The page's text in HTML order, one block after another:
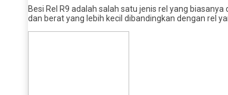
Besi Rel R9 adalah salah satu jenis rel yang
dan berat yang lebih kecil dibandingkan dengan rel